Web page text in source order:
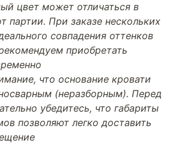
цвет может отличаться в
партии. При заказе нескольких
совпадения оттенков
приобретать
что основание кровати
(неразборным). Перед
убедитесь, что габариты
позволяют легко доставить